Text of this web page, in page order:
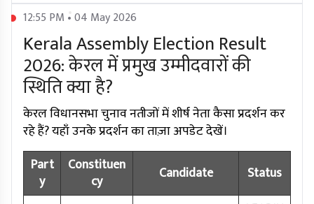
12:55 PM • 04 May 2026
Kerala Assembly Election Result
2026: केरल में प्रमुख उम्मीदवारों की
स्थिति क्या है?
केरल विधानसभा चुनाव नतीजों में शीर्ष नेता कैसा प्रदर्शन कर
रहे हैं? यहाँ उनके प्रदर्शन का ताज़ा अपडेट देखें।
Part
y
Constituen
cy
Candidate Status